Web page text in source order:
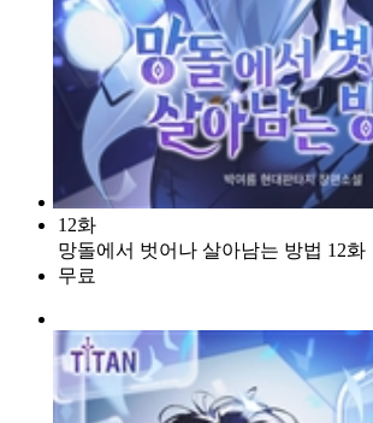
12화
망돌에서 벗어나 살아남는 방법 12화
무료